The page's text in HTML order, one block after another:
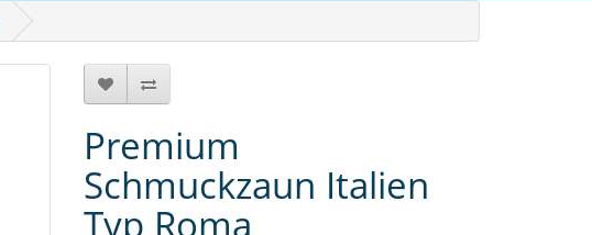
Premium
Schmuckzaun Italien
Typ Roma